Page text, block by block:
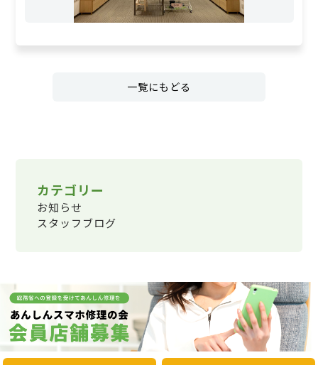
一覧にもどる
カテゴリー
お知らせ
スタッフブログ